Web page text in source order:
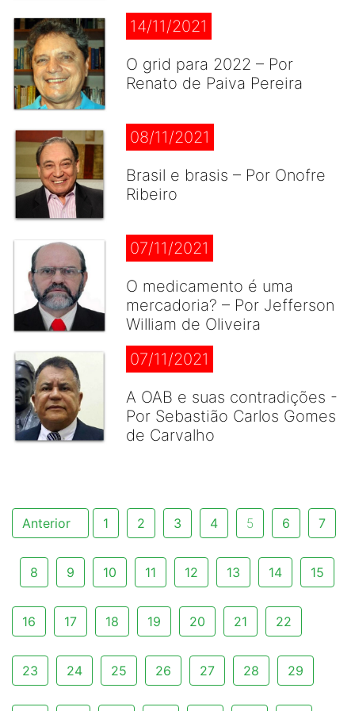
14/11/2021
O grid para 2022 – Por
Renato de Paiva Pereira
08/11/2021
Brasil e brasis – Por Onofre
Ribeiro
07/11/2021
O medicamento é uma
mercadoria? – Por Jefferson
William de Oliveira
07/11/2021
A OAB e suas contradições -
Por Sebastião Carlos Gomes
de Carvalho
Anterior 1 2 3 4 5 6 7
8 9 10 11 12 13 14 15
16 17 18 19 20 21 22
23 24 25 26 27 28 29